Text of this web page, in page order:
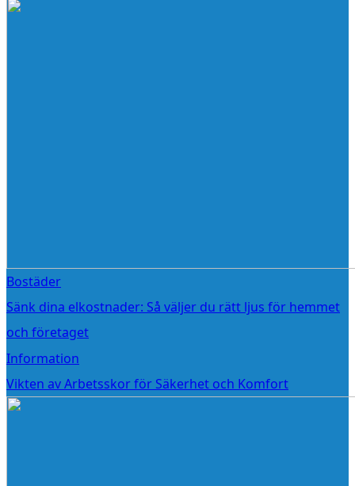
Bostäder
Sänk dina elkostnader: Så väljer du rätt ljus för hemmet
och företaget
Information
Vikten av Arbetsskor för Säkerhet och Komfort